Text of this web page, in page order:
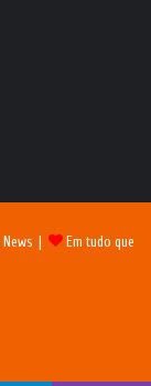
| Em tudo que